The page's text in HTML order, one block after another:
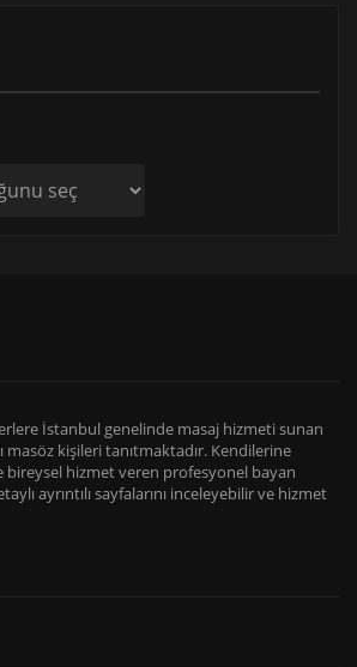
İstanbul genelinde masaj hizmeti sunan
masöz kişileri tanıtmaktadır. Kendilerine
bireysel hizmet veren profesyonel bayan
ayrıntılı sayfalarını inceleyebilir ve hizmet